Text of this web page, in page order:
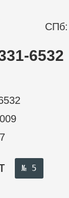
СПб:
6532
№ 5